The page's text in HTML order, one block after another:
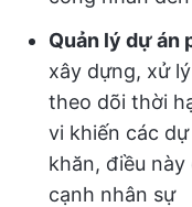
Quản lý dự án
xây dựng, xử
theo dõi thời
vi khiến các
khăn, điều
cạnh nhân sự